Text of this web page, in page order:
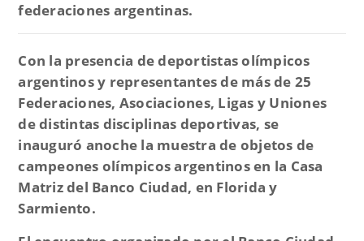
federaciones argentinas.
Con la presencia de deportistas olímpicos
argentinos y representantes de más de 25
Federaciones, Asociaciones, Ligas y Uniones
de distintas disciplinas deportivas, se
inauguró anoche la muestra de objetos de
campeones olímpicos argentinos en la Casa
Matriz del Banco Ciudad, en Florida y
Sarmiento.